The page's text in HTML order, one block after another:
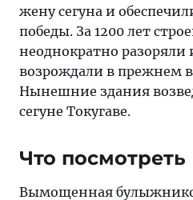
жену сегуна и
победы. За 1200 лет
неоднократно разоряли
возрождали в прежнем
Нынешние здания
сегуне Токугаве.
Что посмотреть
Вымощенная